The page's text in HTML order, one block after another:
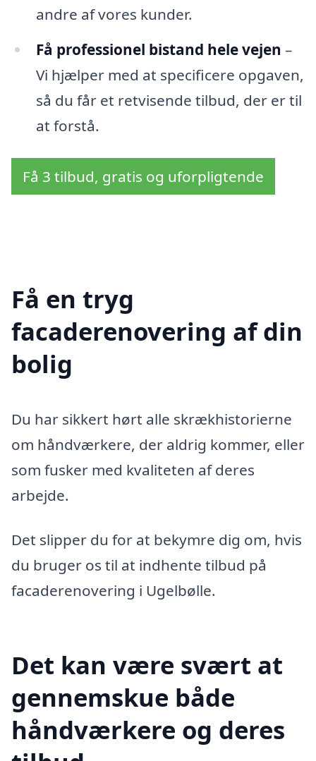
andre af vores kunder.
Få professionel bistand hele vejen –
Vi hjælper med at specificere opgaven,
så du får et retvisende tilbud, der er til
at forstå.
Få 3 tilbud, gratis og uforpligtende
Få en tryg
facaderenovering af din
bolig
Du har sikkert hørt alle skrækhistorierne
om håndværkere, der aldrig kommer, eller
som fusker med kvaliteten af deres
arbejde.
Det slipper du for at bekymre dig om, hvis
du bruger os til at indhente tilbud på
facaderenovering i Ugelbølle.
Det kan være svært at
gennemskue både
håndværkere og deres